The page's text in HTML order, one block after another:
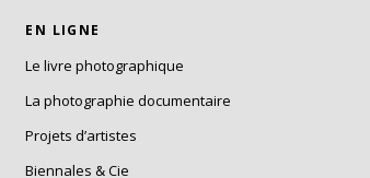
EN LIGNE
Le livre photographique
La photographie documentaire
Projets d’artistes
Biennales & Cie